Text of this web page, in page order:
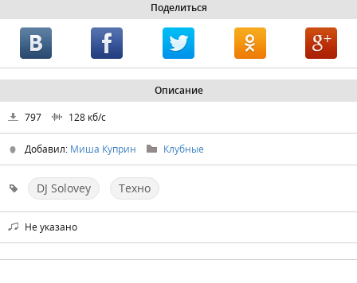
Поделиться
Описание
797
128 кб/с
Добавил: Миша Куприн Клубные
DJ Solovey Техно
Не указано